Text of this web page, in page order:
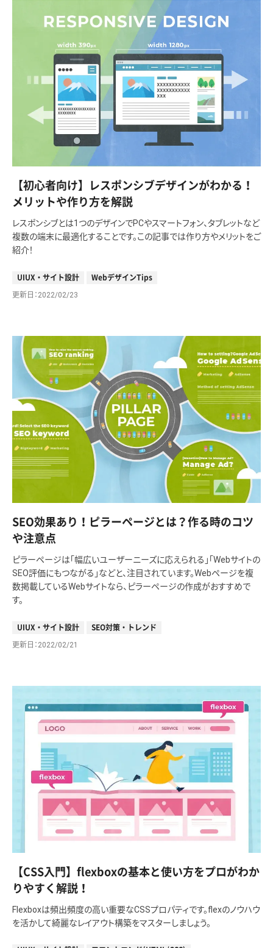
【初心者向け】レスポンシブデザインがわかる！
メリットや作り方を解説
レスポンシブとは1つのデザインでPCやスマートフォン、タブレットなど
複数の端末に最適化することです。この記事では作り方やメリットをご
紹介！
UIUX・サイト設計 WebデザインTips
更新日 2022/02/23
SEO効果あり！ピラーページとは？作る時のコツ
や注意点
ピラーページは「幅広いユーザーニーズに応えられる」「Webサイトの
SEO評価にもつながる」などと、注目されています。Webページを複
数掲載しているWebサイトなら、ピラーページの作成がおすすめで
す。
UIUX・サイト設計 SEO対策・トレンド
更新日 2022/02/21
【CSS入門】flexboxの基本と使い方をプロがわか
りやすく解説！
Flexboxは頻出頻度の高い重要なCSSプロパティです。flexのノウハウ
を活かして綺麗なレイアウト構築をマスターしましょう。